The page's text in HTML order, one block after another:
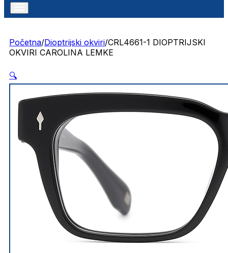
Početna/Dioptrijski okviri/CRL4661-1 DIOPTRIJSKI
OKVIRI CAROLINA LEMKE
🔍